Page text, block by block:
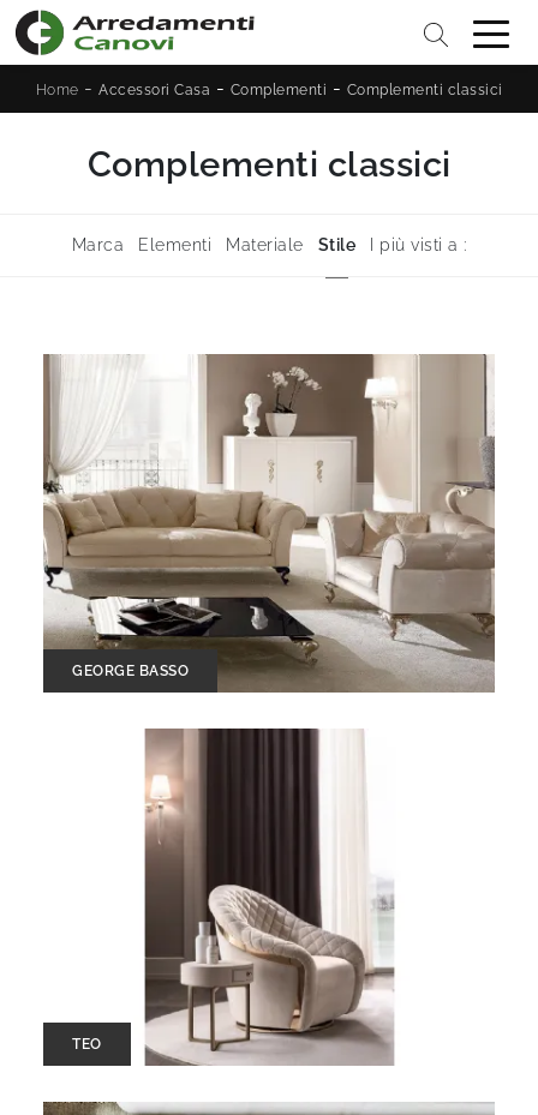
Home - Accessori Casa - Complementi - Complementi classici
Complementi classici
Marca Elementi Materiale Stile I più visti a :
GEORGE BASSO
TEO